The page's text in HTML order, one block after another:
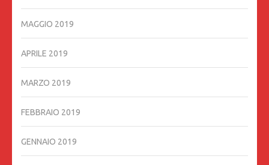
MAGGIO 2019
APRILE 2019
MARZO 2019
FEBBRAIO 2019
GENNAIO 2019